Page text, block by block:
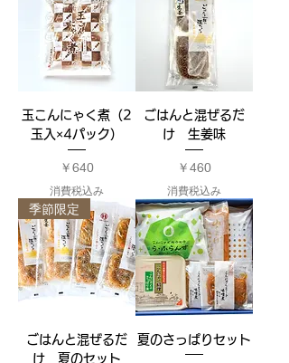
玉こんにゃく煮（2
玉入×4パック）
価格
￥640
消費税込み
ごはんと混ぜるだ
け 生姜味
価格
￥460
消費税込み
季節限定
ごはんと混ぜるだ
け 夏のセット
夏のさっぱりセット